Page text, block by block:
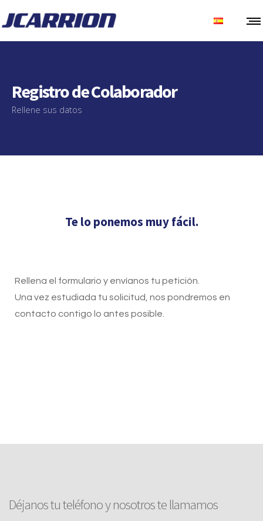
Registro de Colaborador
Rellene sus datos
Te lo ponemos muy fácil.
Rellena el formulario y envíanos tu petición.
Una vez estudiada tu solicitud, nos pondremos en
contacto contigo lo antes posible.
Déjanos tu teléfono y nosotros te llamamos